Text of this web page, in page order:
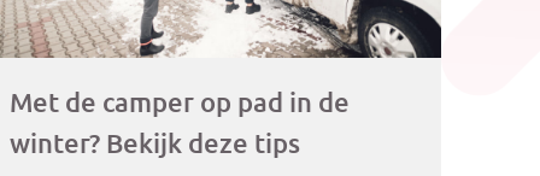
Met de camper op pad in de
winter? Bekijk deze tips